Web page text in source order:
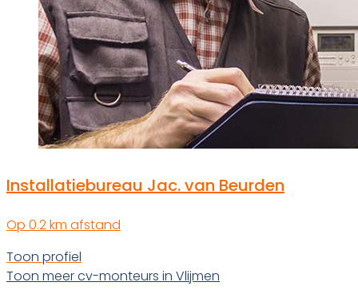
Installatiebureau Jac. van Beurden
Op 0.2 km afstand
Toon profiel
Toon meer cv-monteurs in Vlijmen